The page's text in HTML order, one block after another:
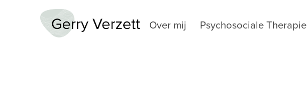
Over mij Psychosociale Therapie